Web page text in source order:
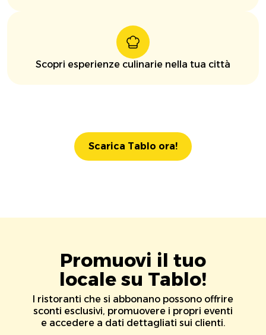
Scopri esperienze culinarie nella tua città
Scarica Tablo ora!
Promuovi il tuo
locale su Tablo!
I ristoranti che si abbonano possono offrire
sconti esclusivi, promuovere i propri eventi
e accedere a dati dettagliati sui clienti.